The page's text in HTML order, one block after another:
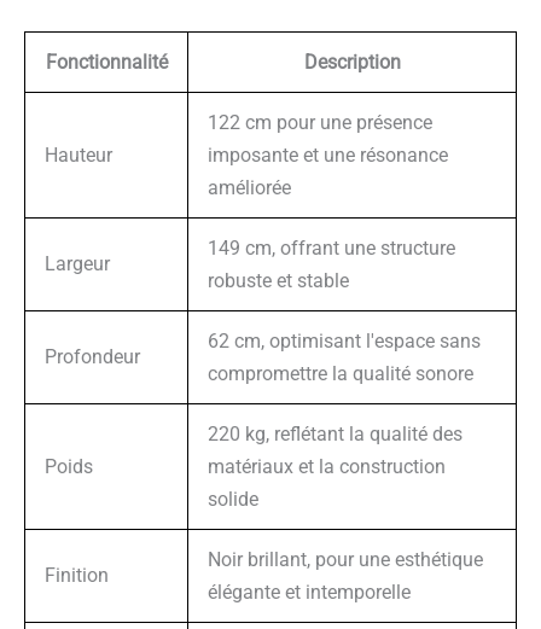
Fonctionnalité Description
Hauteur
122 cm pour une présence
imposante et une résonance
améliorée
Largeur
149 cm, offrant une structure
robuste et stable
Profondeur
62 cm, optimisant l'espace sans
compromettre la qualité sonore
Poids
220 kg, reflétant la qualité des
matériaux et la construction
solide
Finition
Noir brillant, pour une esthétique
élégante et intemporelle